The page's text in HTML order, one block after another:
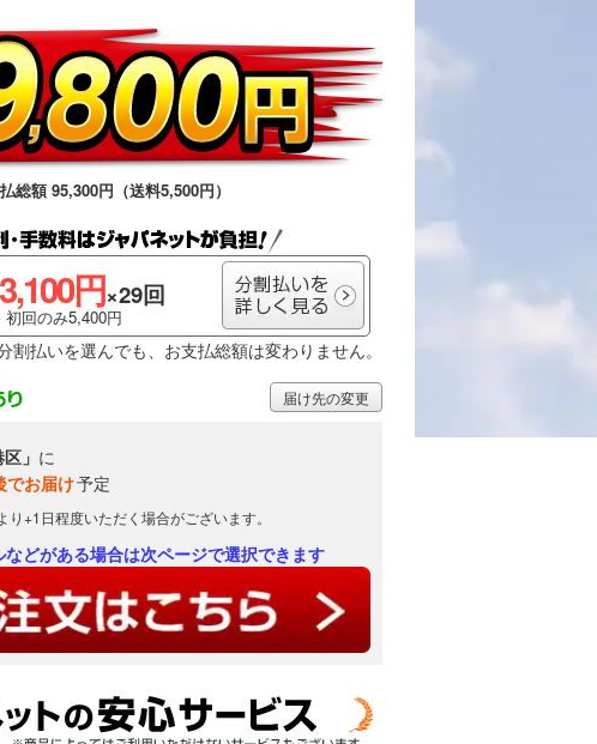
総額 95,300円（送料5,500円）
3,100円×29回
初回のみ5,400円
割払いを選んでも、お支払総額は変わりません。
」 に
でお届け予定
+1日程度いただく場合がございます。
届け先の変更
どがある場合は次ページで選択できます